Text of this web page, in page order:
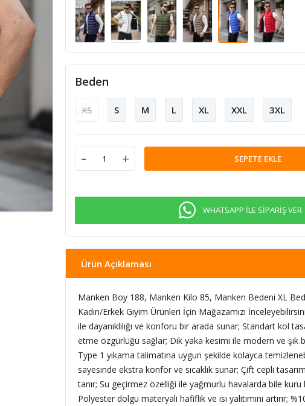
Beden
XS S M L XL XXL 3XL
- + SEPETE EKLE
WHATSAPP İLE SİPARİŞ VER
Ürün Açıklaması
Manken Boy 188, Manken Kilo 85, Manken Bedeni XL
Kadın/Erkek Giyim Ürünleri İçin Mağazamızı
ile dayanıklılığı ve konforu bir arada sunar; Standart kol
etme özgürlüğü sağlar; Dik yaka kesimi ile modern ve şık
Type 1 yıkama talimatına uygun şekilde kolayca
sayesinde ekstra konfor ve sıcaklık sunar; Çift cepli
tanır; Su geçirmez özelliği ile yağmurlu havalarda bile kuru
Polyester dolgu materyali hafiflik ve ısı yalıtımını artırır;